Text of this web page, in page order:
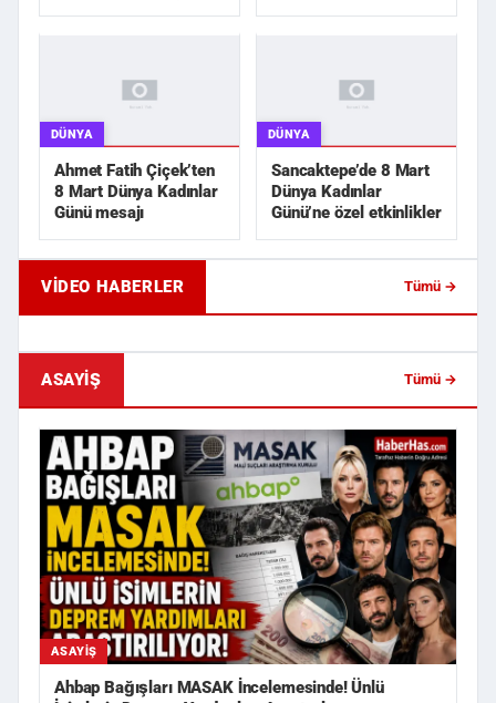
DÜNYA
Ahmet Fatih Çiçek’ten
8 Mart Dünya Kadınlar
Günü mesajı
DÜNYA
Sancaktepe’de 8 Mart
Dünya Kadınlar
Günü’ne özel etkinlikler
VIDEO HABERLER Tümü →
Eski Sevgili Karşılaşması Kanlı Bitti!
Apartman Girişinde
ASAYIŞ Tümü →
ASAYIŞ
Ahbap Bağışları MASAK İncelemesinde! Ünlü